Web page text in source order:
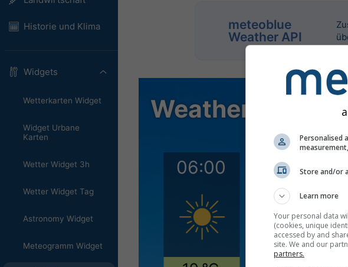
Historie und Klima
Widgets
Wetterkarten Widget
Widget Urbane
Karten
Wetter Widget 3h
Wetter Widget Tag
Astronomy Widget
Meteogramm Widget
meteoblue
Weather API
Personalised
Store and/or
Learn more
Your personal data
(cookies, unique
accessed by and
site. We and our
partners.